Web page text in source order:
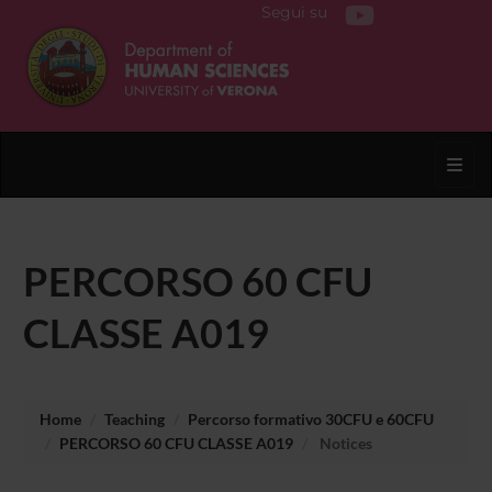
Segui su
PERCORSO 60 CFU
CLASSE A019
Home Teaching
Percorso formativo 30CFU e 60CFU
PERCORSO 60 CFU CLASSE A019
Notices